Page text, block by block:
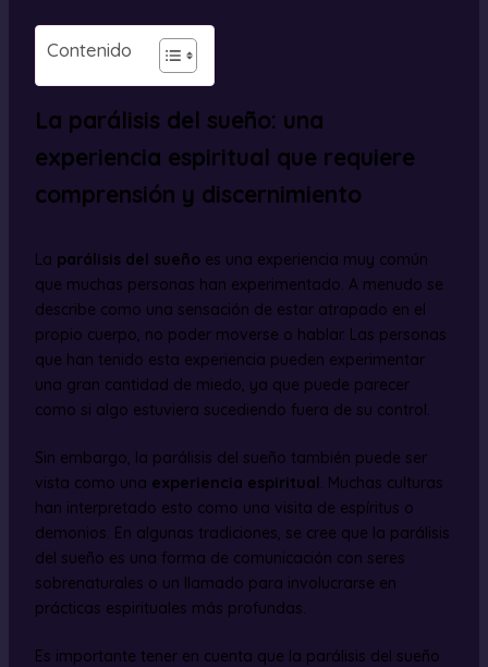
Contenido
La parálisis del sueño: una
experiencia espiritual que requiere
comprensión y discernimiento
La parálisis del sueñoes una experiencia muy común
que muchas personas han experimentado. A menudo se
describe como una sensación de estar atrapado en el
propio cuerpo, no poder moverse o hablar. Las personas
que han tenido esta experiencia pueden experimentar
una gran cantidad de miedo, ya que puede parecer
como si algo estuviera sucediendo fuera de su control.
Sin embargo, la parálisis del sueño también puede ser
vista como una experiencia espiritual . Muchas culturas
han interpretado esto como una visita de espíritus o
demonios. En algunas tradiciones, se cree que la parálisis
del sueño es una forma de comunicación con seres
sobrenaturales o un llamado para involucrarse en
prácticas espirituales más profundas.
Es importante tener en cuenta que la parálisis del sueño